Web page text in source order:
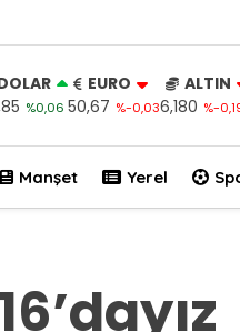
%0,06
EURO
50,67 %-0,03
ALTIN
6,180 %-
Manşet Yerel